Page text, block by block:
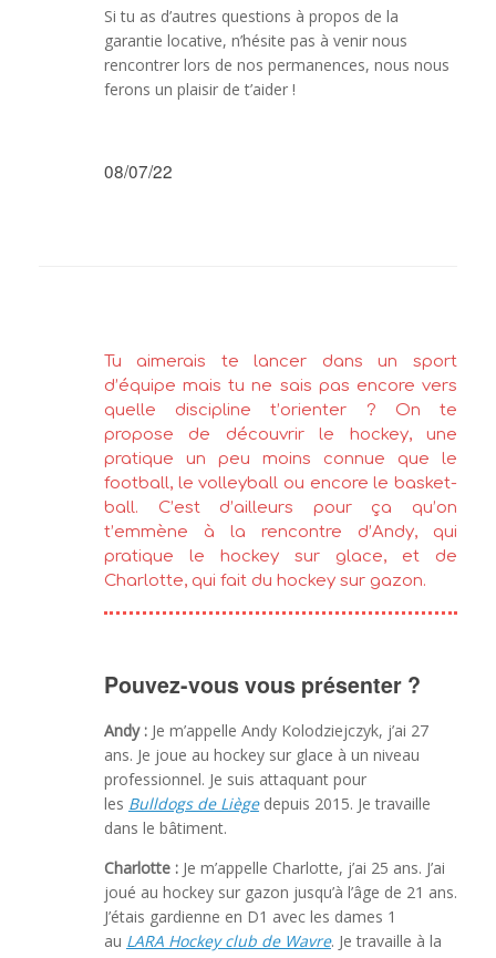
Si tu as d’autres questions à propos de la
garantie locative, n’hésite pas à venir nous
rencontrer lors de nos permanences, nous nous
ferons un plaisir de t’aider !
08/07/22
Tu aimerais te lancer dans un sport
d’équipe mais tu ne sais pas encore vers
quelle discipline t’orienter ? On te
propose de découvrir le hockey, une
pratique un peu moins connue que le
football, le volleyball ou encore le basket-
ball. C’est d’ailleurs pour ça qu’on
t’emmène à la rencontre d’Andy, qui
pratique le hockey sur glace, et de
Charlotte, qui fait du hockey sur gazon.
Pouvez-vous vous présenter ?
Andy :Je m’appelle Andy Kolodziejczyk, j’ai 27
ans. Je joue au hockey sur glace à un niveau
professionnel. Je suis attaquant pour
les Bulldogs de Liègedepuis 2015. Je travaille
dans le bâtiment.
Charlotte :Je m’appelle Charlotte, j’ai 25 ans. J’ai
joué au hockey sur gazon jusqu’à l’âge de 21 ans.
J’étais gardienne en D1 avec les dames 1
au LARA Hockey club de Wavre. Je travaille à la